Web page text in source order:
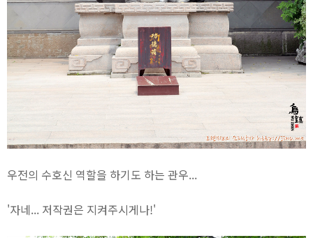
우전의 수호신 역할을 하기도 하는 관우...
'자네... 저작권은 지켜주시게나!'